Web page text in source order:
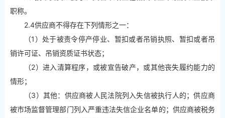
职称。
2.4供应商不得存在下列情形之一：
（1）处于被责令停产停业、暂扣或者吊销执照、暂扣或者吊
销许可证、吊销资质证书状态；
（2）进入清算程序，或被宣告破产，或其他丧失履约能力的
情形；
（3）其他：供应商被人民法院列入失信被执行人的；供应商
被市场监督管理部门列入严重违法失信企业名单的；供应商被税务